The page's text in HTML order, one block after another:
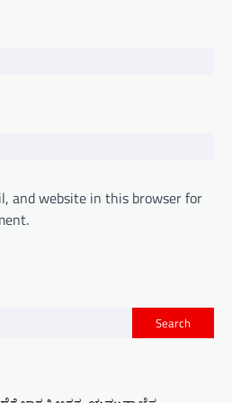
and website in this browser for
Search